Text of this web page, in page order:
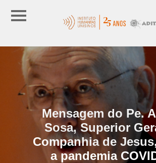
Mensagem do Pe.
Sosa, Superior
Companhia de
a pandemia